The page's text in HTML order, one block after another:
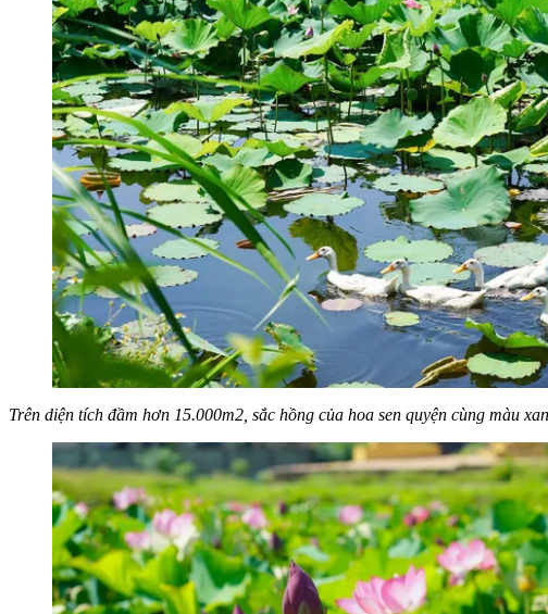
Trên diện tích đầm hơn 15.000m2, sắc hồng của hoa sen quyện cùng màu